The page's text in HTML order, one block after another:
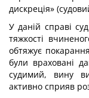
дискреція»
У даній справі
тяжкості
обтяжує
були враховані
судимий, вину
активно сприяв